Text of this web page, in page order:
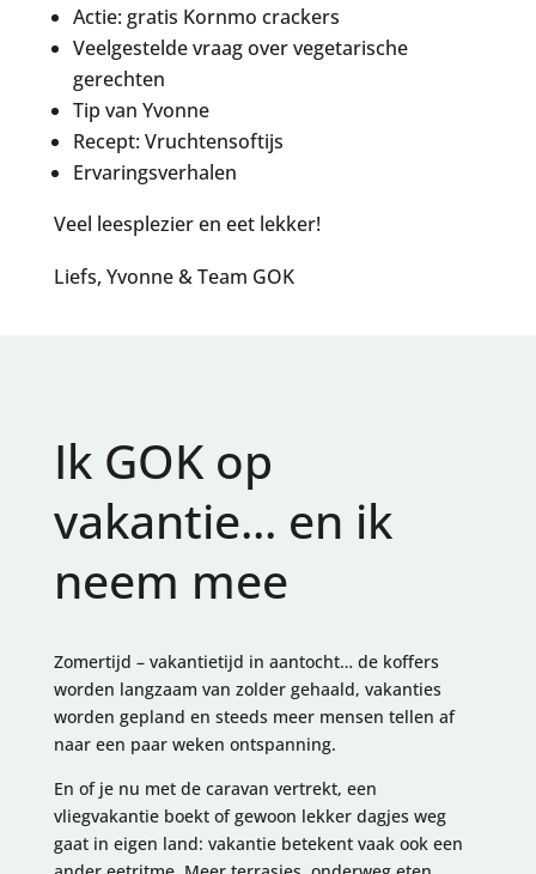
Actie: gratis Kornmo crackers
Veelgestelde vraag over vegetarische
gerechten
Tip van Yvonne
Recept: Vruchtensoftijs
Ervaringsverhalen
Veel leesplezier en eet lekker!
Liefs, Yvonne & Team GOK
Ik GOK op
vakantie... en ik
neem mee
Zomertijd – vakantietijd in aantocht… de koffers
worden langzaam van zolder gehaald, vakanties
worden gepland en steeds meer mensen tellen af
naar een paar weken ontspanning.
En of je nu met de caravan vertrekt, een
vliegvakantie boekt of gewoon lekker dagjes weg
gaat in eigen land: vakantie betekent vaak ook een